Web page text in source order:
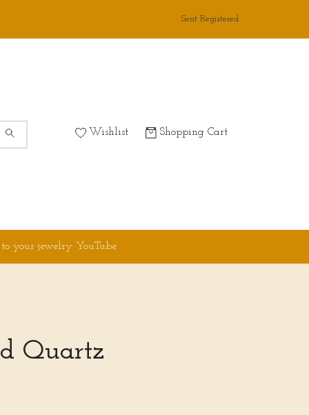
Sent Registered
Wishlist Shopping Cart
to your jewelry YouTube
Quartz